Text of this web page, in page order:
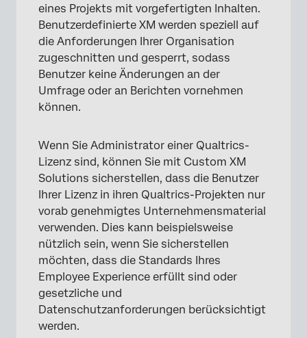
Eigentum verwalten
Zugriffstyp für Lösung verwalten
FAQs
eines Projekts mit vorgefertigten Inhalten.
Benutzerdefinierte XM werden speziell auf
die Anforderungen Ihrer Organisation
zugeschnitten und gesperrt, sodass
Benutzer keine Änderungen an der
Umfrage oder an Berichten vornehmen
können.
Wenn Sie Administrator einer Qualtrics-
Lizenz sind, können Sie mit Custom XM
Solutions sicherstellen, dass die Benutzer
Ihrer Lizenz in ihren Qualtrics-Projekten nur
vorab genehmigtes Unternehmensmaterial
verwenden. Dies kann beispielsweise
nützlich sein, wenn Sie sicherstellen
möchten, dass die Standards Ihres
Employee Experience erfüllt sind oder
gesetzliche und
Datenschutzanforderungen berücksichtigt
werden.